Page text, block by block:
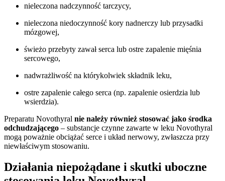
nieleczona nadczynność tarczycy,
nieleczona niedoczynność kory nadnerczy lub przysadki
mózgowej,
świeżo przebyty zawał serca lub ostre zapalenie mięśnia
sercowego,
nadwrażliwość na którykolwiek składnik leku,
ostre zapalenie całego serca (np. zapalenie osierdzia lub
wsierdzia).
Preparatu Novothyral nie należy również stosować jako środka
odchudzającego – substancje czynne zawarte w leku Novothyral
mogą poważnie obciążać serce i układ nerwowy, zwłaszcza przy
niewłaściwym stosowaniu.
Działania niepożądane i skutki uboczne